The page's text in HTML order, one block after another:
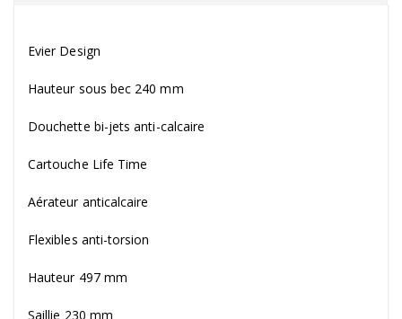
Evier Design
Hauteur sous bec 240 mm
Douchette bi-jets anti-calcaire
Cartouche Life Time
Aérateur anticalcaire
Flexibles anti-torsion
Hauteur 497 mm
Saillie 230 mm